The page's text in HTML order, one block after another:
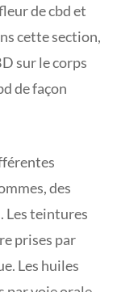
de cbd et
cette section,
sur le corps
de façon
des
Les teintures
prises par
Les huiles